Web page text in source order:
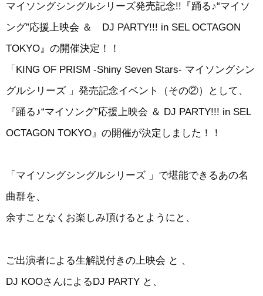
マイソングシングルシリーズ発売記念!!『踊る♪“マイソ
ング”応援上映会 ＆ DJ PARTY!!! in SEL OCTAGON
TOKYO』の開催決定！！
「KING OF PRISM -Shiny Seven Stars- マイソングシン
グルシリーズ 」発売記念イベント（その②）として、
『踊る♪“マイソング”応援上映会 ＆ DJ PARTY!!! in SEL
OCTAGON TOKYO』の開催が決定しました！！
「マイソングシングルシリーズ 」で堪能できるあの名
曲群を、
余すことなくお楽しみ頂けるとようにと、
ご出演者による生解説付きの上映会 と 、
DJ KOOさんによるDJ PARTY と、